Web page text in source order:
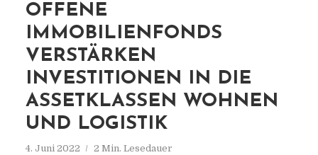
OFFENE
IMMOBILIENFONDS
VERSTÄRKEN
INVESTITIONEN IN DIE
ASSETKLASSEN WOHNEN
UND LOGISTIK
4. Juni 2022 2 Min. Lesedauer